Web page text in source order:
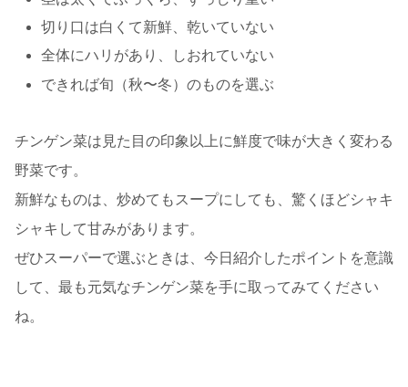
切り口は白くて新鮮、乾いていない
全体にハリがあり、しおれていない
できれば旬（秋〜冬）のものを選ぶ
チンゲン菜は見た目の印象以上に鮮度で味が大きく変わる
野菜です。
新鮮なものは、炒めてもスープにしても、驚くほどシャキ
シャキして甘みがあります。
ぜひスーパーで選ぶときは、今日紹介したポイントを意識
して、最も元気なチンゲン菜を手に取ってみてください
ね。